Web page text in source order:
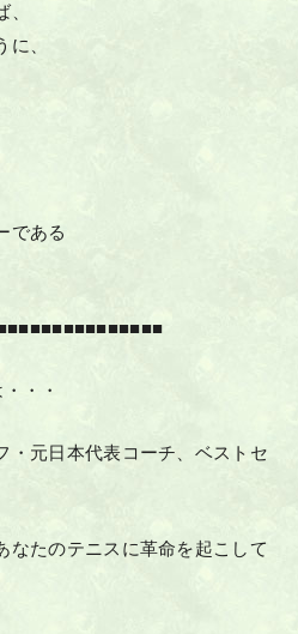
、
である
・・
・元日本代表コーチ、ベストセ
なたのテニスに革命を起こして